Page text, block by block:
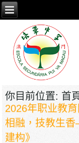
你目前位置: 首
2026年职业教
相融，技教生
建构》